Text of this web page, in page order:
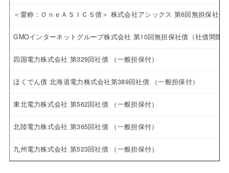
＜愛称：ＯｎｅＡＳＩＣＳ債＞ 株式会社アシックス 第6回無担保社
GMOインターネットグループ株式会社 第10回無担保社債（社債間限
四国電力株式会社 第329回社債 （一般担保付）
ほくでん債 北海道電力株式会社第389回社債 （一般担保付）
東北電力株式会社 第562回社債 （一般担保付）
北陸電力株式会社 第365回社債 （一般担保付）
九州電力株式会社 第523回社債 （一般担保付）